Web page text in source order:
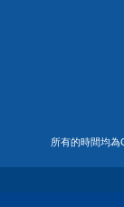
所有的時間均為